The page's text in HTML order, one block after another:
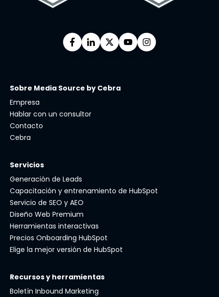
Sobre Media Source by Cebra
Empresa
Hablar con un consultor
Contacto
Cebra
Servicios
Generación de Leads
Capacitación y entrenamiento de HubSpot
Servicio de SEO y AEO
Diseño Web Premium
Herramientas interactivas
Precios Onboarding HubSpot
Elige la mejor versión de HubSpot
Recursos y herramientas
Boletín Inbound Marketing